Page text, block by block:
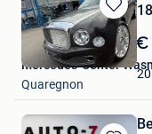
Bewaren
in
Mijn
Favorieten
€
Mercedes-Center
Quaregnon